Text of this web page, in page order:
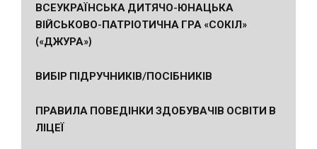
ВСЕУКРАЇНСЬКА ДИТЯЧО-ЮНАЦЬКА
ВІЙСЬКОВО-ПАТРІОТИЧНА ГРА «СОКІЛ»
(«ДЖУРА»)
ВИБІР ПІДРУЧНИКІВ/ПОСІБНИКІВ
ПРАВИЛА ПОВЕДІНКИ ЗДОБУВАЧІВ ОСВІТИ В
ЛІЦЕЇ